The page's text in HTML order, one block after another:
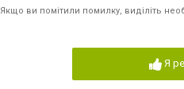
Якщо ви помітили помилку, виділіть
Я